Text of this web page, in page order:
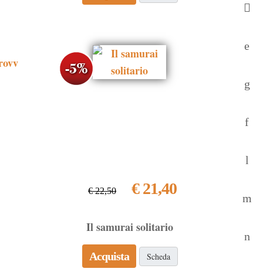
€ 22,50 € 21,40
Il samurai solitario
Acquista Scheda